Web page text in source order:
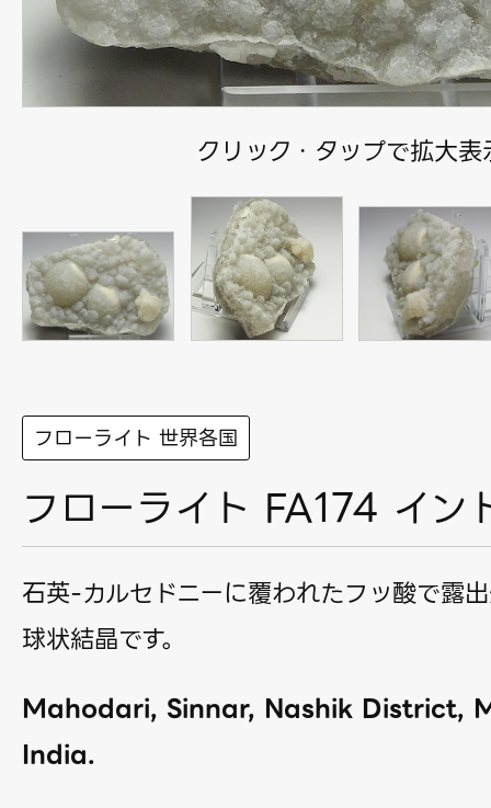
クリック・タップで拡大表
フローライト 世界各国
フローライト FA174 イン
石英-カルセドニーに覆われたフッ酸で露
球状結晶です。
Mahodari, Sinnar, Nashik District,
India.